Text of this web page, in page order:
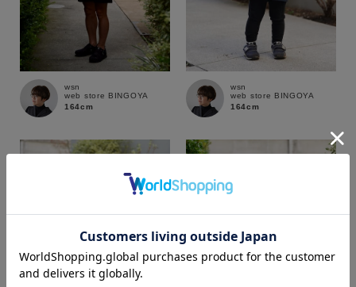
wsn
web store BINGOYA
164cm
wsn
web store BINGOYA
164cm